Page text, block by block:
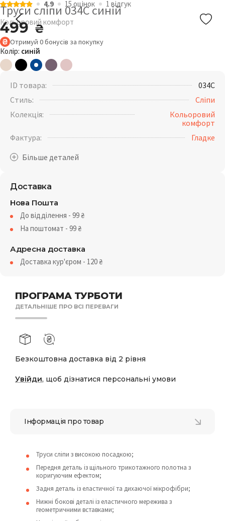
4.9 15 оцiнок 1 відгук
Труси сліпи 034C синій
Кольоровий комфорт
499₴
Отримуй 0бонусів за покупку
Колір: синій
ПРОГРАМА ТУРБОТИ
ДЕТАЛЬНІШЕ ПРО ВСІ ПЕРЕВАГИ
Безкоштовна доставка від 2 рівня
Увійди, щоб дізнатися персональні умови
ID товара:
034C
Стиль:
Сліпи
Колекція:
Кольоровий
комфорт
Фактура:
Гладке
Доставка
Нова Пошта
До відділення - 99₴
На поштомат - 99₴
Адресна доставка
Доставка кур'єром - 120₴
Інформація про товар
Труси сліпи з високою посадкою;
Передня деталь із щільного трикотажного полотна з
коригуючим ефектом;
Задня деталь із еластичної та дихаючої мікрофібри;
Нижні бокові деталі із еластичного мережива з
геометричними вставками;